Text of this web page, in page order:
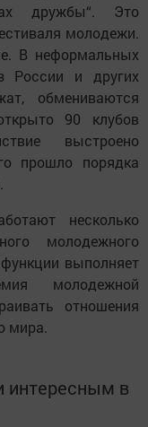
дружбы“. Это
молодежи.
В неформальных
России и других
обмениваются
90 клубов
выстроено
прошло порядка
несколько
молодежного
выполняет
молодежной
отношения
мира.
в